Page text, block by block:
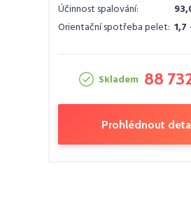
Účinnost spalování:
Orientační spotřeba pelet:
Skladem 88
Prohlédnout